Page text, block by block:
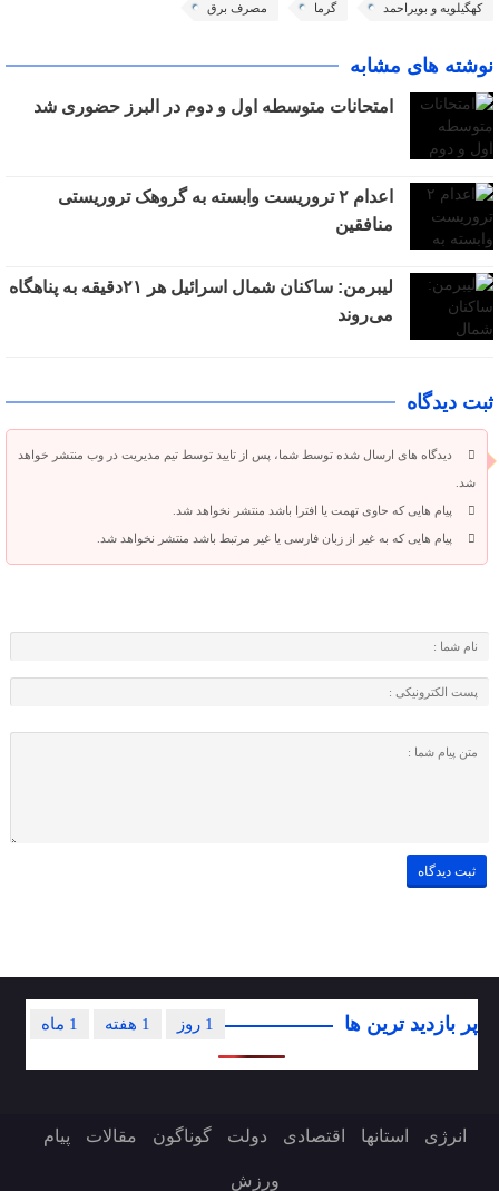
کهگیلویه و بویراحمد گرما مصرف برق
نوشته های مشابه
امتحانات متوسطه اول و دوم در البرز حضوری شد
اعدام ۲ تروریست وابسته به گروهک تروریستی
منافقین
لیبرمن: ساکنان شمال اسرائیل هر ۲۱دقیقه به پناهگاه
می‌روند
ثبت دیدگاه
دیدگاه های ارسال شده توسط شما، پس از تایید توسط تیم مدیریت در وب منتشر خواهد
شد.
پیام هایی که حاوی تهمت یا افترا باشد منتشر نخواهد شد.
پیام هایی که به غیر از زبان فارسی یا غیر مرتبط باشد منتشر نخواهد شد.
پر بازدید ترین ها 1 ماه 1 هفته 1 روز
انرژی استانها اقتصادی دولت گوناگون مقالات پیام
ورزش